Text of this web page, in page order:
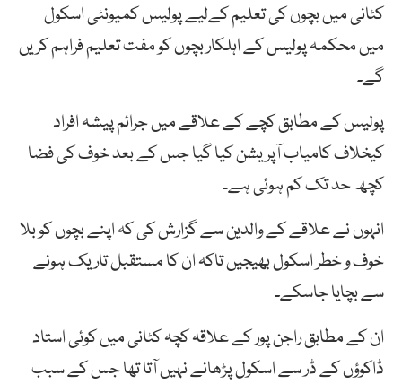
کٹانی میں بچوں کی تعلیم کےلیے پولیس کمیونٹی اسکول
میں محکمہ پولیس کے اہلکار بچوں کو مفت تعلیم فراہم کریں
گے۔
پولیس کے مطابق کچے کے علاقے میں جرائم پیشہ افراد
کیخلاف کامیاب آپریشن کیا گیا جس کے بعد خوف کی فضا
کچھ حد تک کم ہوئی ہے۔
انہوں نے علاقے کے والدین سے گزارش کی کہ اپنے بچوں کو بلا
خوف و خطر اسکول بھیجیں تاکہ ان کا مستقبل تاریک ہونے
سے بچایا جاسکے۔
ان کے مطابق راجن پور کے علاقہ کچہ کٹانی میں کوئی استاد
ڈاکوؤں کے ڈر سے اسکول پڑھانے نہیں آتا تھا جس کے سبب